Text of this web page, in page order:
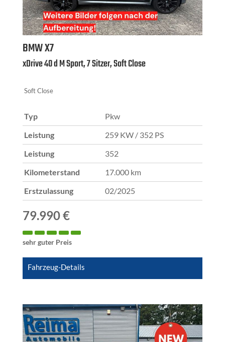
BMWX7
xDrive 40 d M Sport, 7 Sitzer, Soft Close
Soft Close
Typ Pkw
Leistung 259 KW / 352 PS
Leistung 352
Kilometerstand 17.000 km
Erstzulassung 02/2025
79.990 €
sehr guter Preis
Fahrzeug-Details